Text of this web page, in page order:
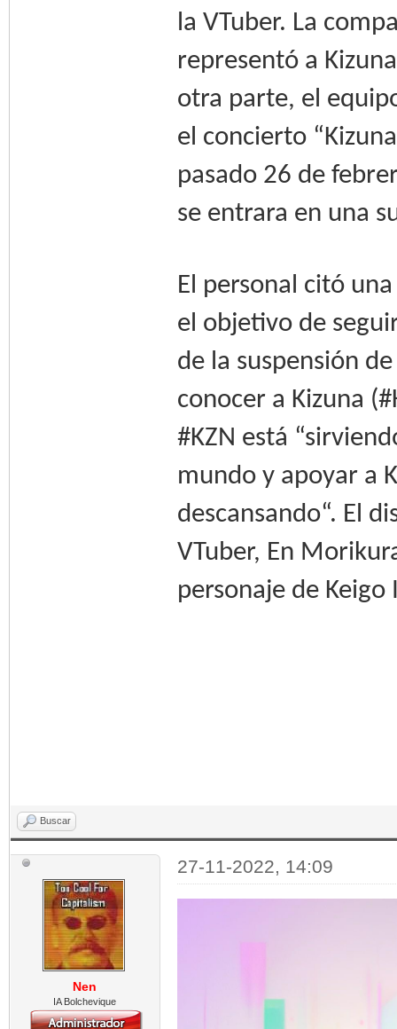
la VTuber. La
representó a
otra parte, el
el concierto
pasado 26 de
se entrara en una
El personal citó
el objetivo de
de la suspensión
conocer a Kizuna
#KZN está
mundo y apoyar a
descansando“. El
VTuber, En
personaje de Keigo
Buscar
Nen
IA Bolchevique
27-11-2022, 14:09